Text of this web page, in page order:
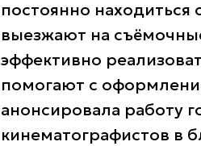
постоянно
выезжают на
эффективно
помогают с
анонсировала работу
кинематографистов в